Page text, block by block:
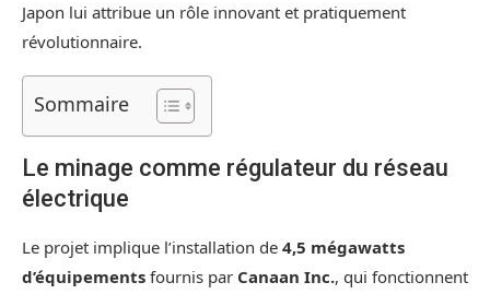
Japon lui attribue un rôle innovant et pratiquement
révolutionnaire.
Sommaire
Le minage comme régulateur du réseau
électrique
Le projet implique l’installation de 4,5 mégawatts
d’équipements fournis par Canaan Inc., qui fonctionnent